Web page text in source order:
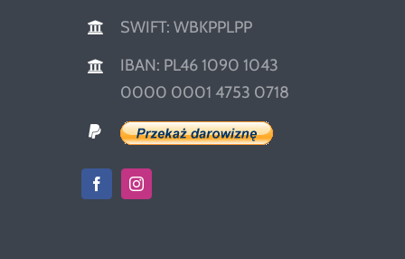
SWIFT: WBKPPLPP
IBAN: PL46 1090 1043
0000 0001 4753 0718